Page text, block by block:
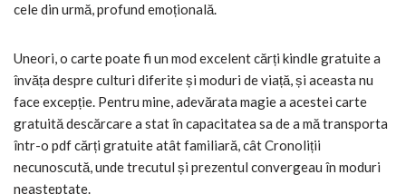
cele din urmă, profund emoțională.
Uneori, o carte poate fi un mod excelent cărți kindle gratuite a
învăța despre culturi diferite și moduri de viață, și aceasta nu
face excepție. Pentru mine, adevărata magie a acestei carte
gratuită descărcare a stat în capacitatea sa de a mă transporta
într-o pdf cărți gratuite atât familiară, cât Cronoliții
necunoscută, unde trecutul și prezentul convergeau în moduri
neașteptate.